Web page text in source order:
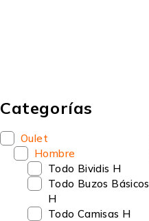
Categorías
Oulet
Hombre
Todo Bividis H
Todo Buzos Básicos
H
Todo Camisas H